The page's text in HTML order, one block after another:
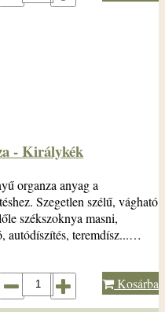
- Királykék
organza anyag a
Szegetlen szélű, vágható
székszoknya masni,
autódíszítés, teremdísz...…
Kosárba